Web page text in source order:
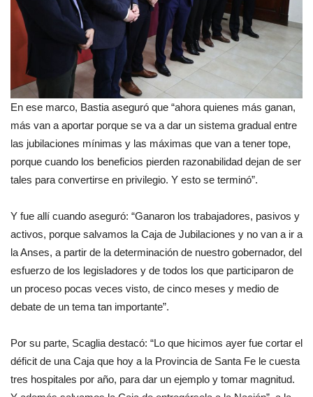
En ese marco, Bastia aseguró que “ahora quienes más ganan,
más van a aportar porque se va a dar un sistema gradual entre
las jubilaciones mínimas y las máximas que van a tener tope,
porque cuando los beneficios pierden razonabilidad dejan de ser
tales para convertirse en privilegio. Y esto se terminó”.
Y fue allí cuando aseguró: “Ganaron los trabajadores, pasivos y
activos, porque salvamos la Caja de Jubilaciones y no van a ir a
la Anses, a partir de la determinación de nuestro gobernador, del
esfuerzo de los legisladores y de todos los que participaron de
un proceso pocas veces visto, de cinco meses y medio de
debate de un tema tan importante”.
Por su parte, Scaglia destacó: “Lo que hicimos ayer fue cortar el
déficit de una Caja que hoy a la Provincia de Santa Fe le cuesta
tres hospitales por año, para dar un ejemplo y tomar magnitud.